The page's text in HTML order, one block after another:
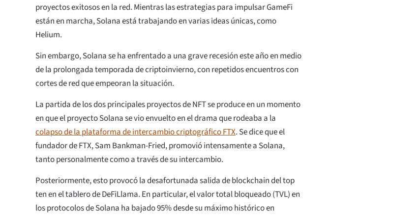
proyectos exitosos en la red. Mientras las estrategias para impulsar GameFi
están en marcha, Solana está trabajando en varias ideas únicas, como
Helium.
Sin embargo, Solana se ha enfrentado a una grave recesión este año en medio
de la prolongada temporada de criptoinvierno, con repetidos encuentros con
cortes de red que empeoran la situación.
La partida de los dos principales proyectos de NFT se produce en un momento
en que el proyecto Solana se vio envuelto en el drama que rodeaba a la
colapso de la plataforma de intercambio criptográfico FTX. Se dice que el
fundador de FTX, Sam Bankman-Fried, promovió intensamente a Solana,
tanto personalmente como a través de su intercambio.
Posteriormente, esto provocó la desafortunada salida de blockchain del top
ten en el tablero de DeFiLlama. En particular, el valor total bloqueado (TVL) en
los protocolos de Solana ha bajado 95% desde su máximo histórico en